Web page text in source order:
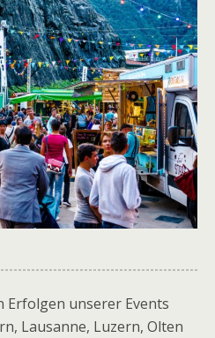
Erfolgen unserer Events
Lausanne, Luzern, Olten